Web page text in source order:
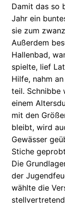
Damit das so
Jahr ein
sie zum
Außerdem
Hallenbad,
spielte, lief
Hilfe, nahm
teil. Schnibbe
einem
mit den
bleibt, wird
Gewässer
Stiche
Die
der
wählte die